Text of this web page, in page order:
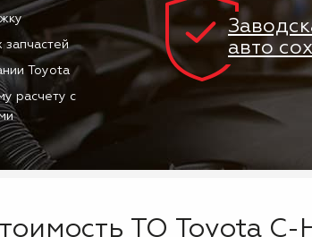
запчастей
Toyota
расчету с
авто
ТО Toyota C-